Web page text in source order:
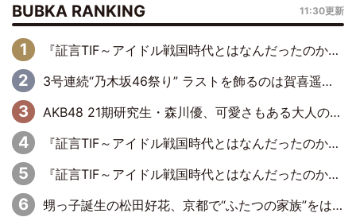
BUBKA RANKING 11:30更新
『証言TIF～アイドル戦国時代とはなんだったのか～』第6回：でんぱ組.inc・古川未鈴×相沢梨紗「『ハロプロやりたかったな』って言ったら、夢眠ねむさんに『てめえはでんぱ組．incなんだよ！』って肩パンされて(笑)」
3号連続“乃木坂46祭り” ラストを飾るのは賀喜遥香…5年ぶりの登場に「5年分大人になった私を見ていただけたら」
AKB48 21期研究生・森川優、可愛さもある大人の女性に
『証言TIF～アイドル戦国時代とはなんだったのか～』第11回：私立恵比寿中学・真山りか×安本彩花「TIFで10年ぶりのキョンシーメイクをしたら、場を完全に引かせてしまって。時代が変わったんだなって」
『証言TIF～アイドル戦国時代とはなんだったのか～』第10回：さくら学院・武藤彩未×飯田らうら「正直、中3で辞めるというのを信じてなくて。そう言われてはいたけど、嘘でしょって」
甥っ子誕生の松田好花、京都で“ふたつの家族”をはしご！ “母”黒谷友香に見送られ、“父”松岡昌宏とはハシゴ酒